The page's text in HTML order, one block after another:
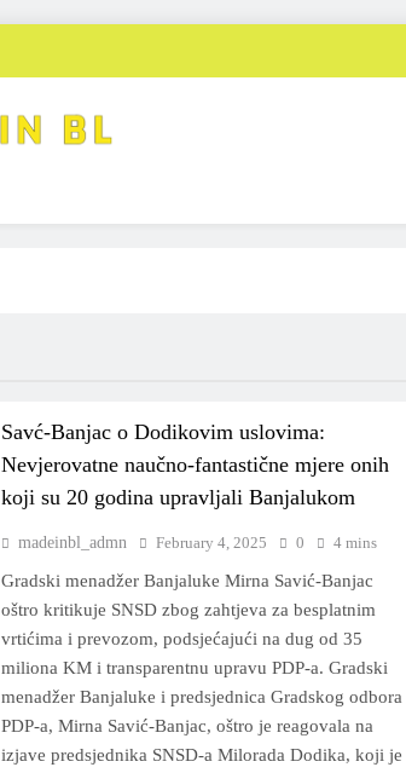
Savć-Banjac o Dodikovim uslovima:
Nevjerovatne naučno-fantastične mjere onih
koji su 20 godina upravljali Banjalukom
madeinbl_admn February 4, 2025 0 4 mins
Gradski menadžer Banjaluke Mirna Savić-Banjac
oštro kritikuje SNSD zbog zahtjeva za besplatnim
vrtićima i prevozom, podsjećajući na dug od 35
miliona KM i transparentnu upravu PDP-a. Gradski
menadžer Banjaluke i predsjednica Gradskog odbora
PDP-a, Mirna Savić-Banjac, oštro je reagovala na
izjave predsjednika SNSD-a Milorada Dodika, koji je